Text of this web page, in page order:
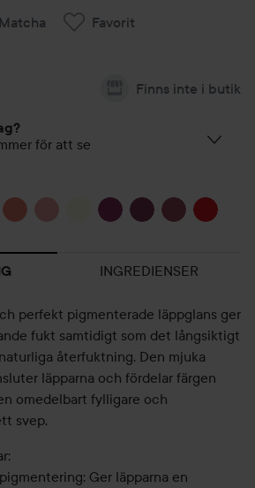
Matcha Favorit
Finns inte i butik
för att se
INGREDIENSER
perfekt pigmenterade läppglans ger
fukt samtidigt som det långsiktigt
återfuktning. Den mjuka
läpparna och fördelar färgen
omedelbart fylligare och
svep.
Ger läpparna en